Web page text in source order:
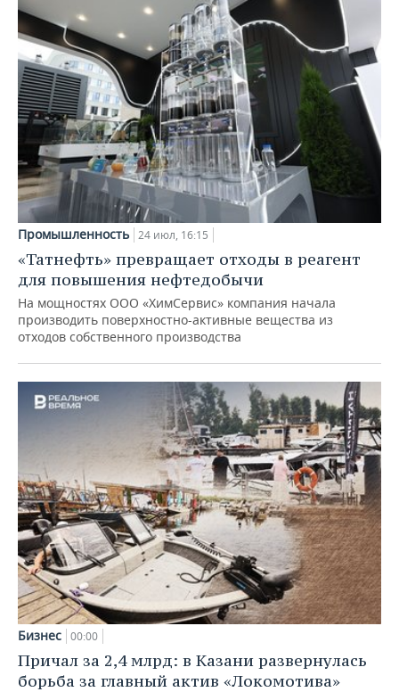
Промышленность 24 июл, 16:15
«Татнефть» превращает отходы в реагент
для повышения нефтедобычи
На мощностях ООО «ХимСервис» компания начала
производить поверхностно-активные вещества из
отходов собственного производства
Бизнес 00:00
Причал за 2,4 млрд: в Казани развернулась
борьба за главный актив «Локомотива»